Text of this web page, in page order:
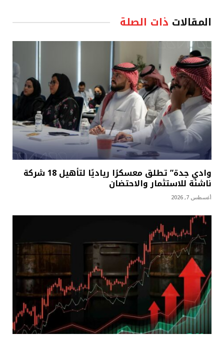
المقالات ذات الصلة
وادي جدة” تطلق معسكرًا رياديًا لتأهيل 18 شركة
ناشئة للاستثمار والاحتضان
أغسطس 7, 2026